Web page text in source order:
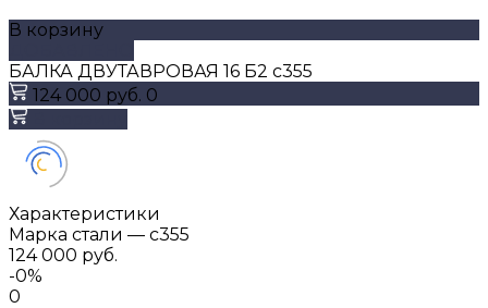
В корзину
БАЛКА ДВУТАВРОВАЯ 16 Б2 с355
124 000 руб. 0
Характеристики
Марка стали — с355
124 000 руб.
-0%
0